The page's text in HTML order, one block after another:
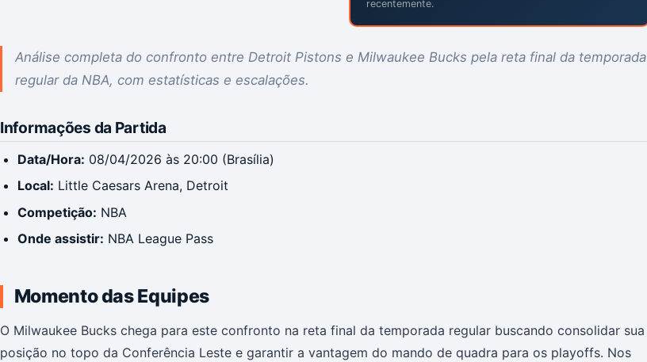
recentemente.
Análise completa do confronto entre Detroit Pistons e Milwaukee Bucks pela reta final da temporada
regular da NBA, com estatísticas e escalações.
Informações da Partida
Data/Hora: 08/04/2026 às 20:00 (Brasília)
Local: Little Caesars Arena, Detroit
Competição: NBA
Onde assistir: NBA League Pass
Momento das Equipes
O Milwaukee Bucks chega para este confronto na reta final da temporada regular buscando consolidar sua
posição no topo da Conferência Leste e garantir a vantagem do mando de quadra para os playoffs. Nos